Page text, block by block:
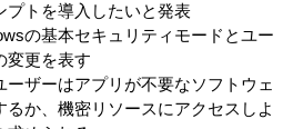
プトを導入したいと発表
の基本セキュリティモードとユー
変更を表す
ーザーはアプリが不要なソフトウェ
るか、機密リソースにアクセスしよ